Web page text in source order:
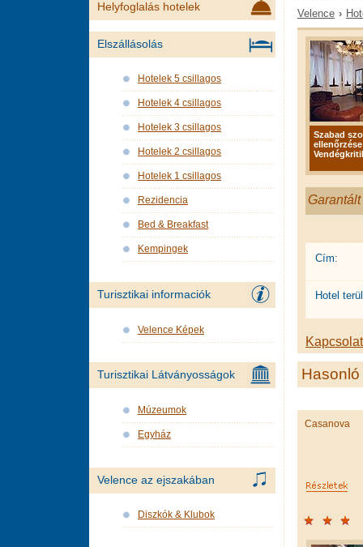
Velence ›
Szabad
Cím:
Hotel
Casanova
Helyfoglalás hotelek
Elszállásolás
Hotelek 5 csillagos
Hotelek 4 csillagos
Hotelek 3 csillagos
Hotelek 2 csillagos
Hotelek 1 csillagos
Rezidencia
Bed & Breakfast
Kempingek
Turisztikai informaciók
Velence Képek
Turisztikai Látványosságok
Múzeumok
Egyház
Velence az ejszakában
Diszkók & Klubok